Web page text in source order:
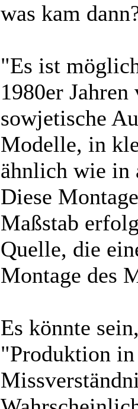
was kam
"Es ist
1980er
sowjetische
Modelle, in
ähnlich wie in
Diese
Maßstab
Quelle, die
Montage des
Es könnte
"Produktion in